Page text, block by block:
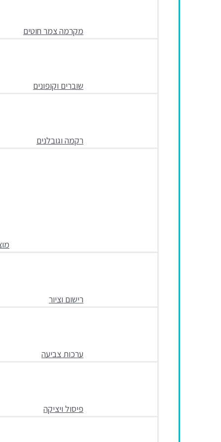
מקרמה צמר חוטים
שוברים וקופונים
רקמה וגובלנים
רישום וציור
ערכות צביעה
פיסול ויציקה